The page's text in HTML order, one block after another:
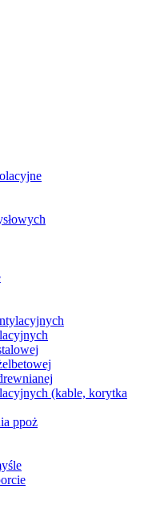
(kable, korytka
ppoż